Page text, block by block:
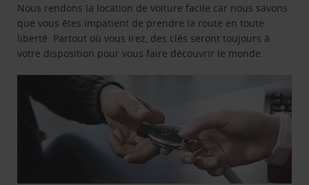
Nous rendons la location de voiture facile car nous savons
que vous êtes impatient de prendre la route en toute
liberté. Partout où vous irez, des clés seront toujours à
votre disposition pour vous faire découvrir le monde.